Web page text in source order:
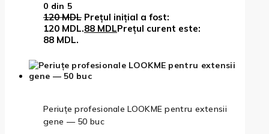
0 din 5
120MDL Prețul inițial a fost:
120 MDL.88 MDLPrețul curent este:
88 MDL.
Periuțe profesionale LOOKME pentru extensii
gene — 50 buc